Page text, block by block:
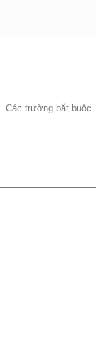
Các trường bắt buộc